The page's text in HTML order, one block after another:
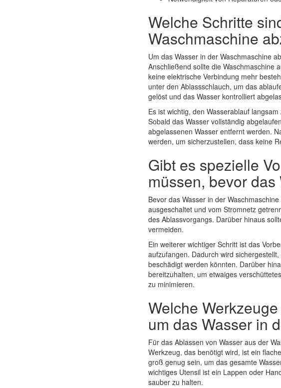
Welche Schritte
Waschmaschine
Um das Wasser in der Waschmaschine
Anschließend sollte die Waschmaschine
keine elektrische Verbindung mehr
unter den Ablassschlauch, um das
gelöst und das Wasser kontrolliert
Es ist wichtig, den Wasserablauf
Sobald das Wasser vollständig
abgelassenen Wasser entfernt werden.
werden, um sicherzustellen, dass keine
Gibt es spezielle
müssen, bevor
Bevor das Wasser in der
ausgeschaltet und vom Stromnetz
des Ablassvorgangs. Darüber hinaus
vermeiden.
Ein weiterer wichtiger Schritt ist das
aufzufangen. Dadurch wird
beschädigt werden könnten. Darüber
bereitzuhalten, um etwaiges
zu minimieren.
Welche
um das Wasser in
Für das Ablassen von Wasser aus der
Werkzeug, das benötigt wird, ist ein
groß genug sein, um das gesamte
wichtiges Utensil ist ein Lappen oder
sauber zu halten.